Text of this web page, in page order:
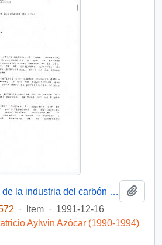
[Informa la situación de la industria del carbón de la VIII Región]
· Item · 1991-12-16
Aylwin Azócar (1990-1994)